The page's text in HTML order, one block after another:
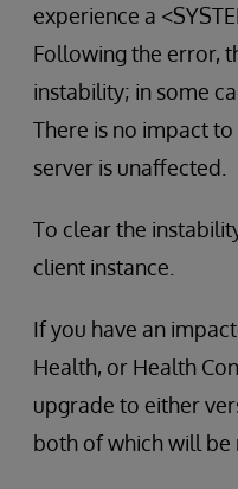
experience a
Following the error,
instability; in some
There is no impact
server is unaffected.
To clear the
client instance.
If you have an
Health, or Health
upgrade to either
both of which will be